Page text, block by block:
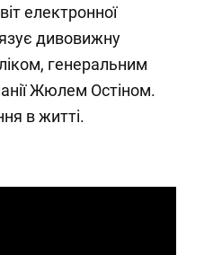
електронної
дивовижну
генеральним
Жюлем Остіном.
в житті.